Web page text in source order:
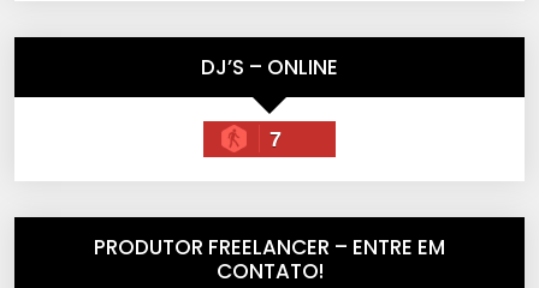
DJ’S – ONLINE
7
PRODUTOR FREELANCER – ENTRE EM
CONTATO!